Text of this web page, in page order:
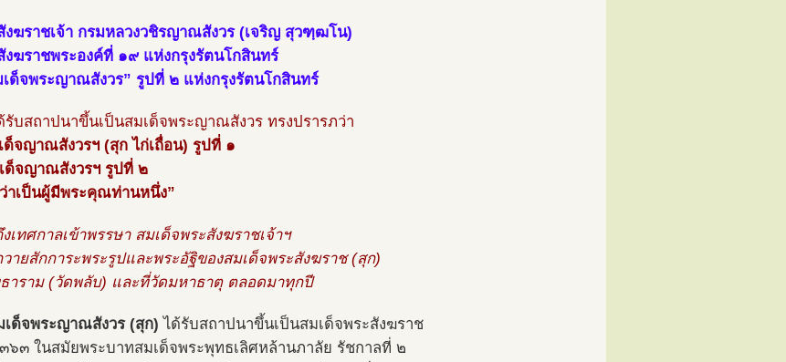
งฆราชเจ้า กรมหลวงวชิรญาณสังวร (เจริญ สุวฑฺฒโน)
งฆราชพระองค์ที่ ๑๙ แห่งกรุงรัตนโกสินทร์
ด็จพระญาณสังวร” รูปที่ ๒ แห่งกรุงรัตนโกสินทร์
รับสถาปนาขึ้นเป็นสมเด็จพระญาณสังวร ทรงปรารภว่า
ด็จญาณสังวรฯ (สุก ไก่เถื่อน) รูปที่ ๑
ด็จญาณสังวรฯ รูปที่ ๒
าเป็นผู้มีพระคุณท่านหนึ่ง”
เทศกาลเข้าพรรษา สมเด็จพระสังฆราชเจ้าฯ
วายสักการะพระรูปและพระอัฐิของสมเด็จพระสังฆราช (สุก)
าราม (วัดพลับ) และที่วัดมหาธาตุ ตลอดมาทุกปี
เด็จพระญาณสังวร (สุก) ได้รับสถาปนาขึ้นเป็นสมเด็จพระสังฆราช
๖๓ ในสมัยพระบาทสมเด็จพระพุทธเลิศหล้านภาลัย รัชกาลที่ ๒